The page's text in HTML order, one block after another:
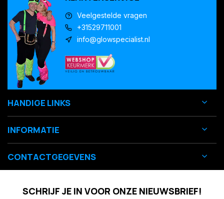
Veelgestelde vragen
+31529711001
info@glowspecialist.nl
HANDIGE LINKS
INFORMATIE
CONTACTGEGEVENS
SCHRIJF JE IN VOOR ONZE NIEUWSBRIEF!